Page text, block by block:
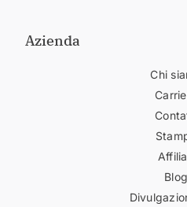
Azienda
Chi
Blog